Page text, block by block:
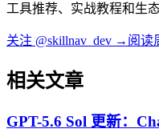
工具推荐、实战教程和生
关注 @skillnav_dev → 阅读
相关文章
GPT-5.6 Sol 更新：